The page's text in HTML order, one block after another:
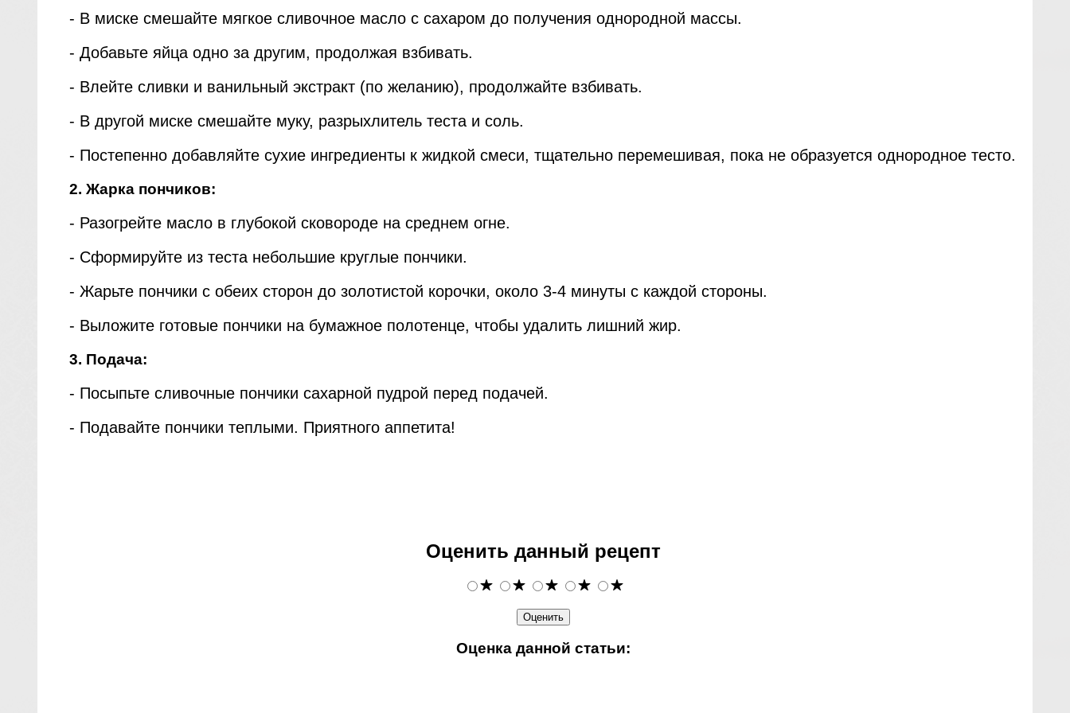
- В миске смешайте мягкое сливочное масло с сахаром до получения однородной массы.
- Добавьте яйца одно за другим, продолжая взбивать.
- Влейте сливки и ванильный экстракт (по желанию), продолжайте взбивать.
- В другой миске смешайте муку, разрыхлитель теста и соль.
- Постепенно добавляйте сухие ингредиенты к жидкой смеси, тщательно перемешивая, пока не образуется однородное тесто.
2. Жарка пончиков:
- Разогрейте масло в глубокой сковороде на среднем огне.
- Сформируйте из теста небольшие круглые пончики.
- Жарьте пончики с обеих сторон до золотистой корочки, около 3-4 минуты с каждой стороны.
- Выложите готовые пончики на бумажное полотенце, чтобы удалить лишний жир.
3. Подача:
- Посыпьте сливочные пончики сахарной пудрой перед подачей.
- Подавайте пончики теплыми. Приятного аппетита!
Оценить данный рецепт
Оценка данной статьи: